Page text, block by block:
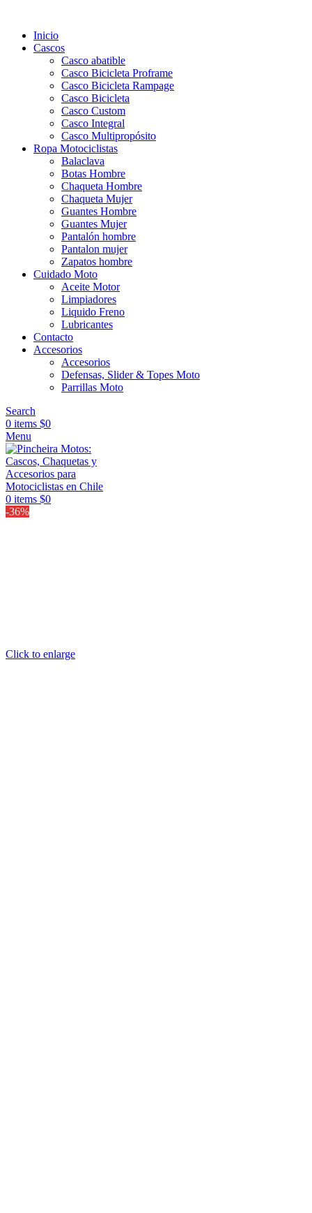
Inicio
Cascos
Casco abatible
Casco Bicicleta Proframe
Casco Bicicleta Rampage
Casco Bicicleta
Casco Custom
Casco Integral
Casco Multipropósito
Ropa Motociclistas
Balaclava
Botas Hombre
Chaqueta Hombre
Chaqueta Mujer
Guantes Hombre
Guantes Mujer
Pantalón hombre
Pantalon mujer
Zapatos hombre
Cuidado Moto
Aceite Motor
Limpiadores
Liquido Freno
Lubricantes
Contacto
Accesorios
Accesorios
Defensas, Slider & Topes Moto
Parrillas Moto
Search
0 items $0
Menu
0 items $0
-36%
Click to enlarge